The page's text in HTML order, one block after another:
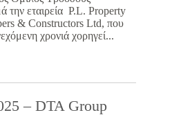
την εταιρεία P.L. Property
& Constructors Ltd, που
χρονιά χορηγεί...
– DTA Group